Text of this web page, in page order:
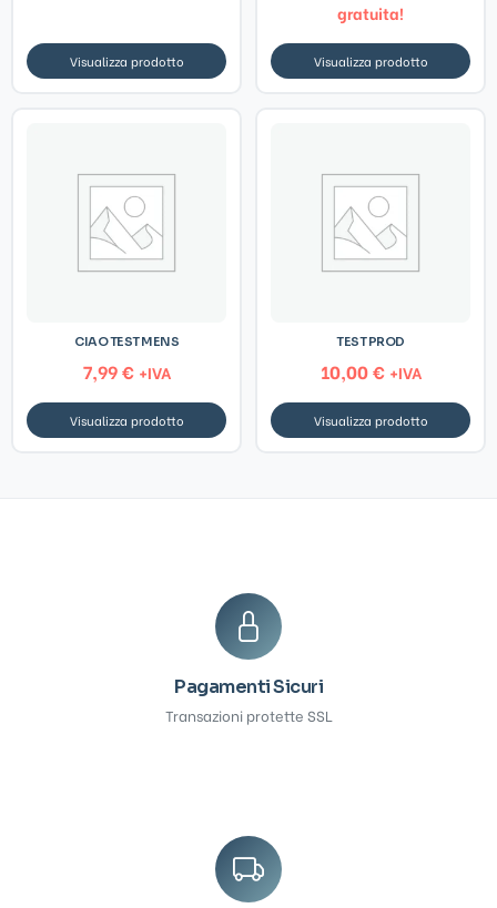
Visualizza prodotto
gratuita!
Visualizza prodotto
CIAO TEST MENS
7,99€ +IVA
Visualizza prodotto
TEST PROD
10,00€ +IVA
Visualizza prodotto
Pagamenti Sicuri
Transazioni protette SSL